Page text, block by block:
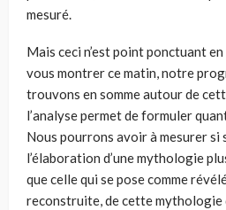
mesuré.
Mais ceci n’est point ponctuant
vous montrer ce matin, notre
trouvons en somme autour de
l’analyse permet de formuler
Nous pourrons avoir à mesurer si
l’éla­boration d’une mythologie
que celle qui se pose comme
reconstruite, de cette mythologie